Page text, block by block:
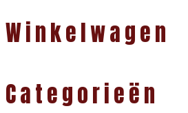
Winkelwagen
Categorieën